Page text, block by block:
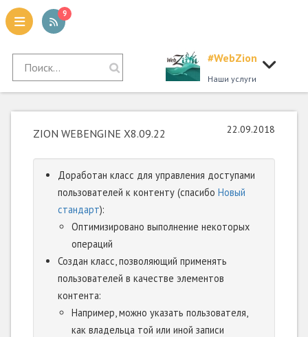
9
#WebZion
Наши услуги
ZION WEBENGINE X8.09.22 22.09.2018
Доработан класс для управления доступами
пользователей к контенту (спасибо Новый
стандарт):
Оптимизировано выполнение некоторых
операций
Создан класс, позволяющий применять
пользователей в качестве элементов
контента:
Например, можно указать пользователя,
как владельца той или иной записи